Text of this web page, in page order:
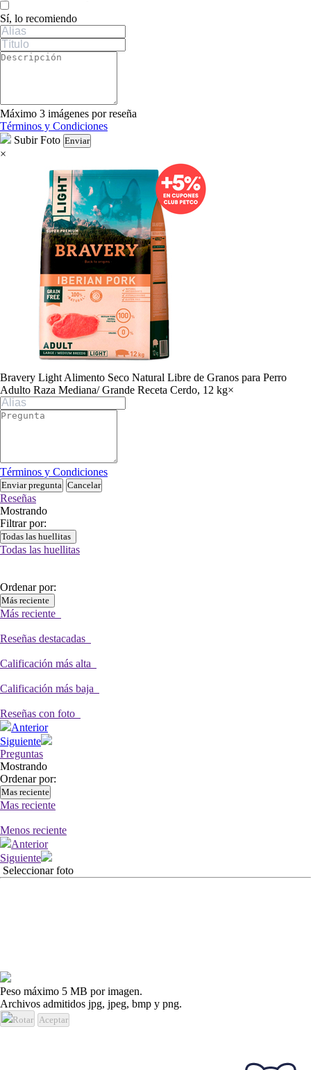
Sí, lo recomiendo
Máximo 3 imágenes por reseña
Términos y Condiciones
Subir Foto Enviar
×
Bravery Light Alimento Seco Natural Libre de Granos para Perro
Adulto Raza Mediana/ Grande Receta Cerdo, 12 kg×
Términos y Condiciones
Enviar pregunta Cancelar
Reseñas
Mostrando
Filtrar por:
Todas las huellitas
Todas las huellitas
Ordenar por:
Más reciente
Más reciente
Reseñas destacadas
Calificación más alta
Calificación más baja
Reseñas con foto
Anterior
Siguiente
Preguntas
Mostrando
Ordenar por:
Mas reciente
Mas reciente
Menos reciente
Anterior
Siguiente
Seleccionar foto
Peso máximo 5 MB por imagen.
Archivos admitidos jpg, jpeg, bmp y png.
Rotar Aceptar